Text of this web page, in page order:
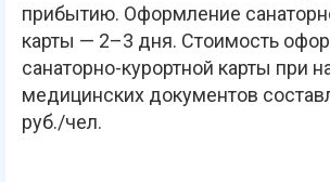
прибытию. Оформление
карты — 2–3 дня. Стоимость
санаторно-курортной карты при
медицинских документов
руб./чел.